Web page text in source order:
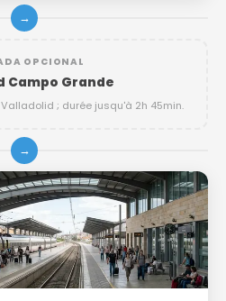
→
OPCIONAL
Campo Grande
; durée jusqu'à 2h 45min.
→